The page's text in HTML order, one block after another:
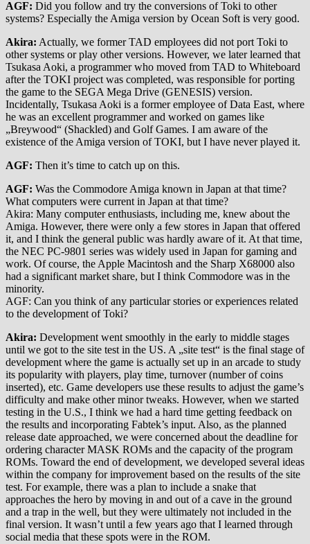
AGF: Did you follow and try the conversions of Toki to other
systems? Especially the Amiga version by Ocean Soft is very good.
Akira: Actually, we former TAD employees did not port Toki to
other systems or play other versions. However, we later learned that
Tsukasa Aoki, a programmer who moved from TAD to Whiteboard
after the TOKI project was completed, was responsible for porting
the game to the SEGA Mega Drive (GENESIS) version.
Incidentally, Tsukasa Aoki is a former employee of Data East, where
he was an excellent programmer and worked on games like
„Breywood“ (Shackled) and Golf Games. I am aware of the
existence of the Amiga version of TOKI, but I have never played it.
AGF: Then it’s time to catch up on this.
AGF: Was the Commodore Amiga known in Japan at that time?
What computers were current in Japan at that time?
Akira: Many computer enthusiasts, including me, knew about the
Amiga. However, there were only a few stores in Japan that offered
it, and I think the general public was hardly aware of it. At that time,
the NEC PC-9801 series was widely used in Japan for gaming and
work. Of course, the Apple Macintosh and the Sharp X68000 also
had a significant market share, but I think Commodore was in the
minority.
AGF: Can you think of any particular stories or experiences related
to the development of Toki?
Akira: Development went smoothly in the early to middle stages
until we got to the site test in the US. A „site test“ is the final stage of
development where the game is actually set up in an arcade to study
its popularity with players, play time, turnover (number of coins
inserted), etc. Game developers use these results to adjust the game’s
difficulty and make other minor tweaks. However, when we started
testing in the U.S., I think we had a hard time getting feedback on
the results and incorporating Fabtek’s input. Also, as the planned
release date approached, we were concerned about the deadline for
ordering character MASK ROMs and the capacity of the program
ROMs. Toward the end of development, we developed several ideas
within the company for improvement based on the results of the site
test. For example, there was a plan to include a snake that
approaches the hero by moving in and out of a cave in the ground
and a trap in the well, but they were ultimately not included in the
final version. It wasn’t until a few years ago that I learned through
social media that these spots were in the ROM.